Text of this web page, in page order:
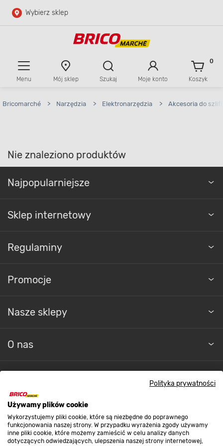
Polityka prywatności
Używamy plików cookie
Wykorzystujemy pliki cookie, które są niezbędne do poprawnego
funkcjonowania naszej strony. W przypadku wyrażenia zgody używamy
inne pliki cookie, które możemy zamieścić w celu analizy danych
dotyczących odwiedzających, ulepszenia naszej strony internetowej,
Przejdź do głównej zawartości
Wybierz sklep
Menu Mój sklep Szukaj Moje konto Koszyk
0
Bricomarché > Narzędzia > Elektronarzędzia > Akcesoria do
Nie znaleziono produktów
Najpopularniejsze
Sklep internetowy
Regulaminy
Promocje
Nasze sklepy
O nas
Strefa biznesu